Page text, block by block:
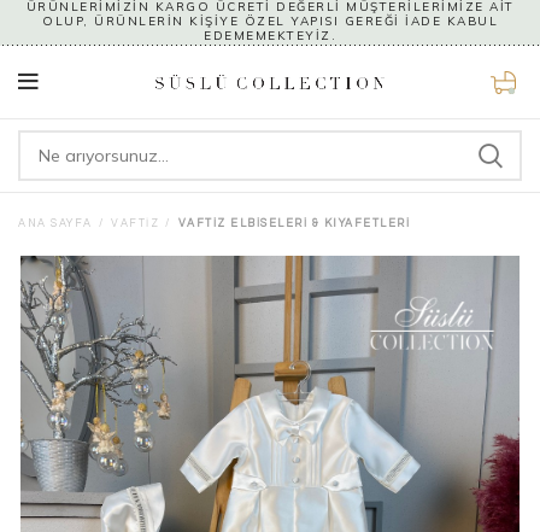
ÜRÜNLERİMİZİN KARGO ÜCRETİ DEĞERLİ MÜŞTERİLERİMİZE AİT
OLUP, ÜRÜNLERİN KİŞİYE ÖZEL YAPISI GEREĞİ İADE KABUL
EDEMEMEKTEYİZ.
0
ANA SAYFA VAFTIZ VAFTIZ ELBISELERI & KIYAFETLERI